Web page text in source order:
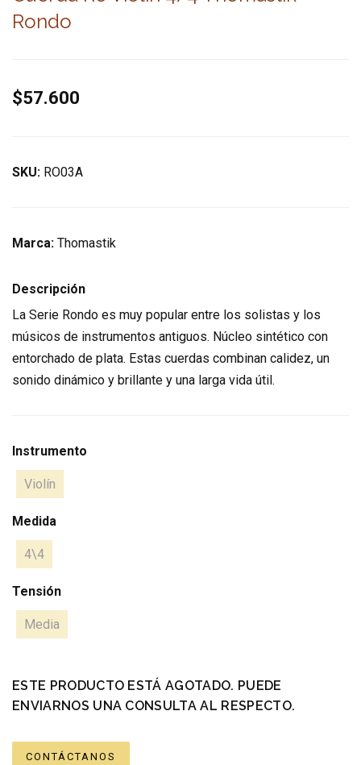
Rondo
$57.600
SKU: RO03A
Marca: Thomastik
Descripción
La Serie Rondo es muy popular entre los solistas y los
músicos de instrumentos antiguos. Núcleo sintético con
entorchado de plata. Estas cuerdas combinan calidez, un
sonido dinámico y brillante y una larga vida útil.
Instrumento
Violín
Medida
4\4
Tensión
Media
ESTE PRODUCTO ESTÁ AGOTADO. PUEDE
ENVIARNOS UNA CONSULTA AL RESPECTO.
CONTÁCTANOS